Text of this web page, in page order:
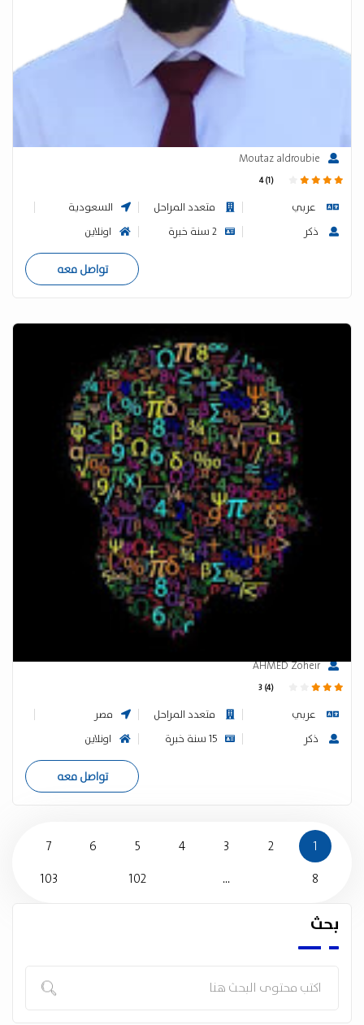
مهندس ميكانيك على استعداد بإعطاء دروس بمواد هندسة
المكيانيك بالإضافة الى مواد الفيزياء والرياضيات للمرحلة
Moutaz aldroubie
4 (1)
عربي متعدد المراحل
السعودية
ذكر
2 سنة خبرة اونلاين
تواصل معه
مدرس math متخصص فى الرياضيات ثانوى - جامعى منهج
AHMED Zoheir
3 (4)
عربي متعدد المراحل
مصر
ذكر
15 سنة خبرة اونلاين
تواصل معه
1
2
3
4
5
6
7
8
...
102
103
بحث